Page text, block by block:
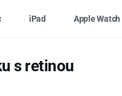
iPad Apple Watch
s retinou